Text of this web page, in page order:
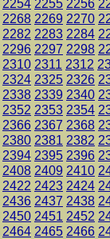
2254 2255 2256
2268 2269 2270
2282 2283 2284
2296 2297 2298
2310 2311 2312
2324 2325 2326
2338 2339 2340
2352 2353 2354
2366 2367 2368
2380 2381 2382
2394 2395 2396
2408 2409 2410
2422 2423 2424
2436 2437 2438
2450 2451 2452
2464 2465 2466